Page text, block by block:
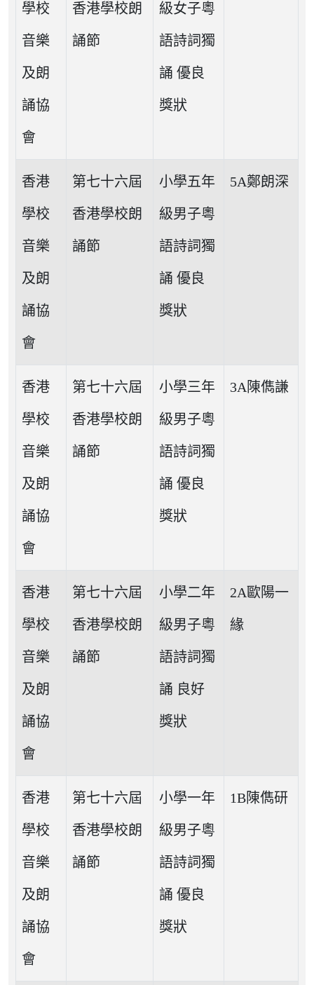
學校
音樂
及朗
誦協
會
香港學校朗
誦節
級女子粵
語詩詞獨
誦 優良
獎狀
香港
學校
音樂
及朗
誦協
會
第七十六屆
香港學校朗
誦節
小學五年
級男子粵
語詩詞獨
誦 優良
獎狀
5A鄭朗深
香港
學校
音樂
及朗
誦協
會
第七十六屆
香港學校朗
誦節
小學三年
級男子粵
語詩詞獨
誦 優良
獎狀
3A陳儁謙
香港
學校
音樂
及朗
誦協
會
第七十六屆
香港學校朗
誦節
小學二年
級男子粵
語詩詞獨
誦 良好
獎狀
2A歐陽一
緣
香港
學校
音樂
及朗
誦協
會
第七十六屆
香港學校朗
誦節
小學一年
級男子粵
語詩詞獨
誦 優良
獎狀
1B陳儁研